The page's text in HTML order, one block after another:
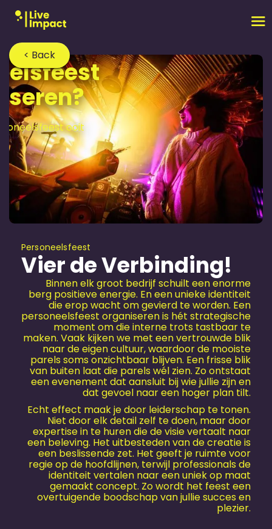
< Back
ooit
Personeels­feest
Vier de Verbinding!
Binnen elk groot bedrijf schuilt een enorme
berg positieve energie. En een unieke identiteit
die erop wacht om gevierd te worden. Een
personeels­feest organiseren is hét strategische
moment om die interne trots tastbaar te
maken. Vaak kijken we met een vertrouwde blik
naar de eigen cultuur, waardoor de mooiste
parels soms onzichtbaar blijven. Een frisse blik
van buiten laat die parels wél zien. Zo ontstaat
een evenement dat aansluit bij wie jullie zijn en
dat gevoel naar een hoger plan tilt.
Echt effect maak je door leiderschap te tonen.
Niet door elk detail zelf te doen, maar door
expertise in te huren die de visie vertaalt naar
een beleving. Het uitbesteden van de creatie is
een beslissende zet. Het geeft je ruimte voor
regie op de hoofdlijnen, terwijl professionals de
identiteit vertalen naar een uniek op maat
gemaakt concept. Zo wordt het feest een
overtuigende boodschap van jullie succes en
plezier.